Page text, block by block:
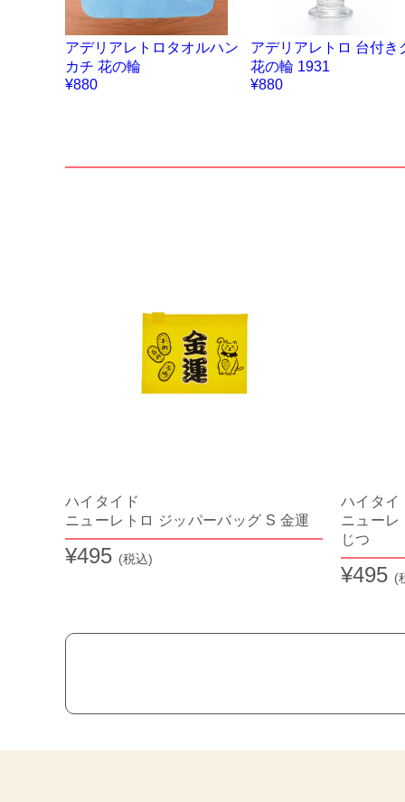
アデリアレトロタオルハン
カチ 花の輪
¥880
アデリアレトロ 台付き
花の輪 1931
¥880
ハイタイド
ニューレトロ ジッパーバッグ S 金運
¥495 (税込)
ハイ
ニューレ
じつ
¥495 (